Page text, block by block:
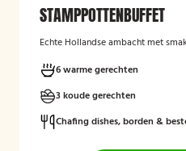
STAMPPOTTENBUFFET
Echte Hollandse ambacht met
6 warme gerechten
3 koude gerechten
Chafing dishes, borden &